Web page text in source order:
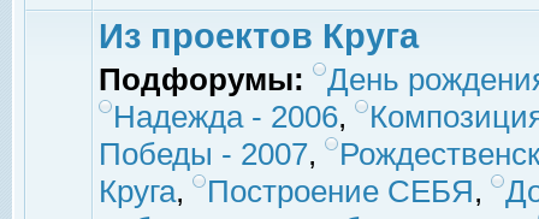
Из проектов Круга
Подфорумы:
День
Надежда - 2006,
Победы - 2007,
Круга, Построение СЕБЯ,